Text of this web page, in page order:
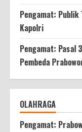
Pengamat: Publik
Kapolri
Pengamat: Pasal
Pembeda
OLAHRAGA
Pengamat: